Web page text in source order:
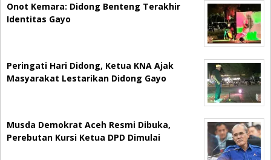
Onot Kemara: Didong Benteng Terakhir
Identitas Gayo
Peringati Hari Didong, Ketua KNA Ajak
Masyarakat Lestarikan Didong Gayo
Musda Demokrat Aceh Resmi Dibuka,
Perebutan Kursi Ketua DPD Dimulai